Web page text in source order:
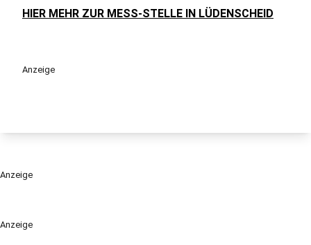
Anzeige
HIER MEHR ZUR MESS-STELLE IN LÜDENSCHEID
Anzeige
Anzeige